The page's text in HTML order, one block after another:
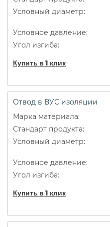
Купить в 1 клик
Отвод в ВУС изоляции
Купить в 1 клик